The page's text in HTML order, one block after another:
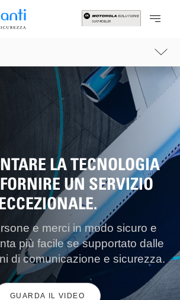
LA TECNOLOGIA
UN SERVIZIO
e merci in modo sicuro e
più facile se supportato dalle
di comunicazione e sicurezza.
GUARDA IL VIDEO